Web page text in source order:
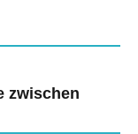
zwischen